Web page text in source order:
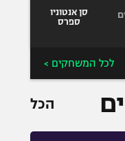
סן אנטוניו
ספרס
לכל המשחקים >
הכל